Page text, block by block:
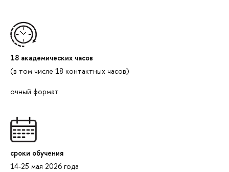
18 академических часов
(в том числе 18 контактных часов)
очный формат
сроки обучения
14-25 мая 2026 года